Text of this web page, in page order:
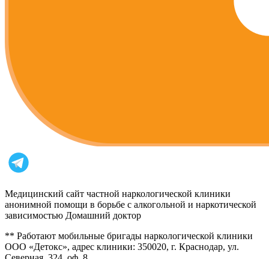
Медицинский сайт частной наркологической клиники
анонимной помощи в борьбе с алкогольной и наркотической
зависимостью Домашний доктор
** Работают мобильные бригады наркологической клиники
ООО «Детокс», адрес клиники: 350020, г. Краснодар, ул.